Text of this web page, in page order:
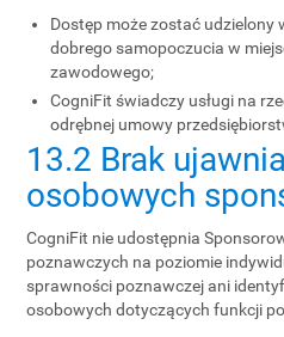
Dostęp może zostać
dobrego samopoczucia w
zawodowego;
CogniFit świadczy usługi na
odrębnej umowy
13.2 Brak
osobowych
CogniFit nie udostępnia
poznawczych na poziomie
sprawności poznawczej ani
osobowych dotyczących funkcji